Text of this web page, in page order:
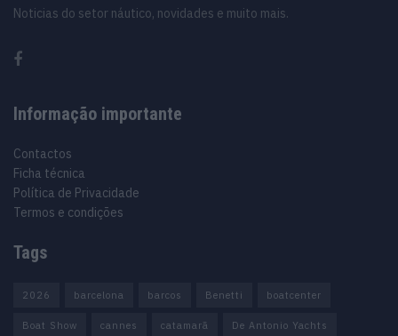
Noticias do setor náutico, novidades e muito mais.
Informação importante
Contactos
Ficha técnica
Política de Privacidade
Termos e condições
Tags
2026 barcelona barcos Benetti boatcenter
Boat Show cannes catamarã De Antonio Yachts